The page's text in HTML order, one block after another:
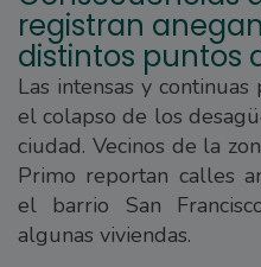
registran
distintos puntos
Las intensas y
el colapso de los
ciudad. Vecinos de la
Primo reportan calles
el barrio San
algunas viviendas.